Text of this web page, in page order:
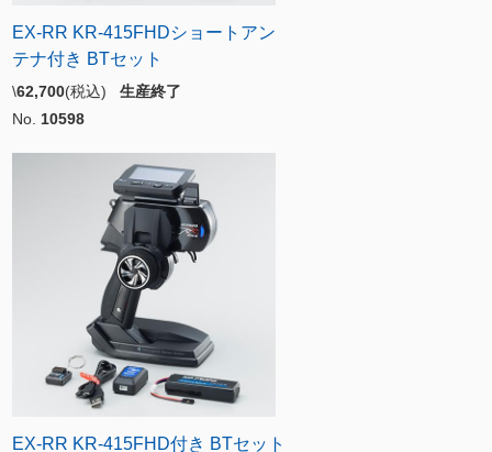
EX-RR KR-415FHDショートアン
テナ付き BTセット
\62,700(税込) 生産終了
No. 10598
EX-RR KR-415FHD付き BTセット